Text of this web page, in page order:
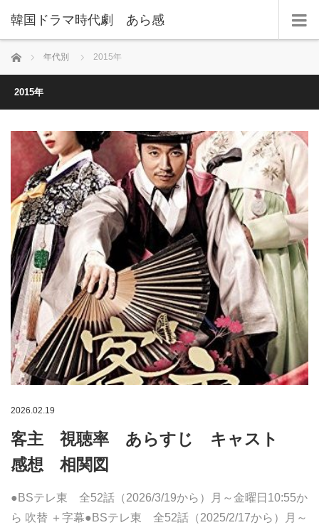
韓国ドラマ時代劇 あら感
ホーム 年代別 2015年
2015年
2026.02.19
客主 視聴率 あらすじ キャスト
感想 相関図
●BSテレ東 全52話（2026/3/19から）月～金曜日10:55か
ら 吹替 ＋字幕●BSテレ東 全52話（2025/2/17から）月～